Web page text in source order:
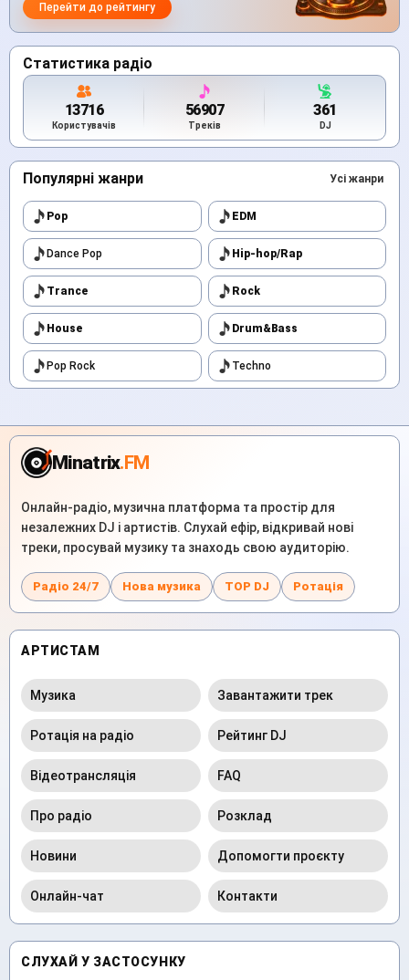
Перейти до рейтингу
Статистика радіо
13716
Користувачів
56907
Треків
361
DJ
Популярні жанри Усі жанри
Pop EDM
Dance Pop Hip-hop/Rap
Trance Rock
House Drum&Bass
Pop Rock Techno
Minatrix.FM
Онлайн-радіо, музична платформа та простір для
незалежних DJ і артистів. Слухай ефір, відкривай нові
треки, просувай музику та знаходь свою аудиторію.
Радіо 24/7 Нова музика TOP DJ Ротація
АРТИСТАМ
Музика Завантажити трек
Ротація на радіо Рейтинг DJ
Відеотрансляція FAQ
Про радіо Розклад
Новини Допомогти проєкту
Онлайн-чат Контакти
СЛУХАЙ У ЗАСТОСУНКУ